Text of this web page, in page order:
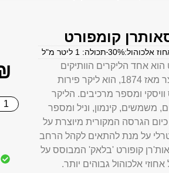
קומפורט
אלכוהול:30% תכולה: 1 ליטר מ"ל
אחד הליקרים הוותיקים
ביותר בשוק ומיוצר מאז 1874, הוא ליקר פירות
ומספר מרכיבים. הליקר
משמשים, קינמון, וניל ומספר
כיום הגרסה המקורית מיוצרת על
על מנת להתאים לקהל הרחב
קופורט 'בלאק' המבוסס על
אלכוהול גבוהים יותר.